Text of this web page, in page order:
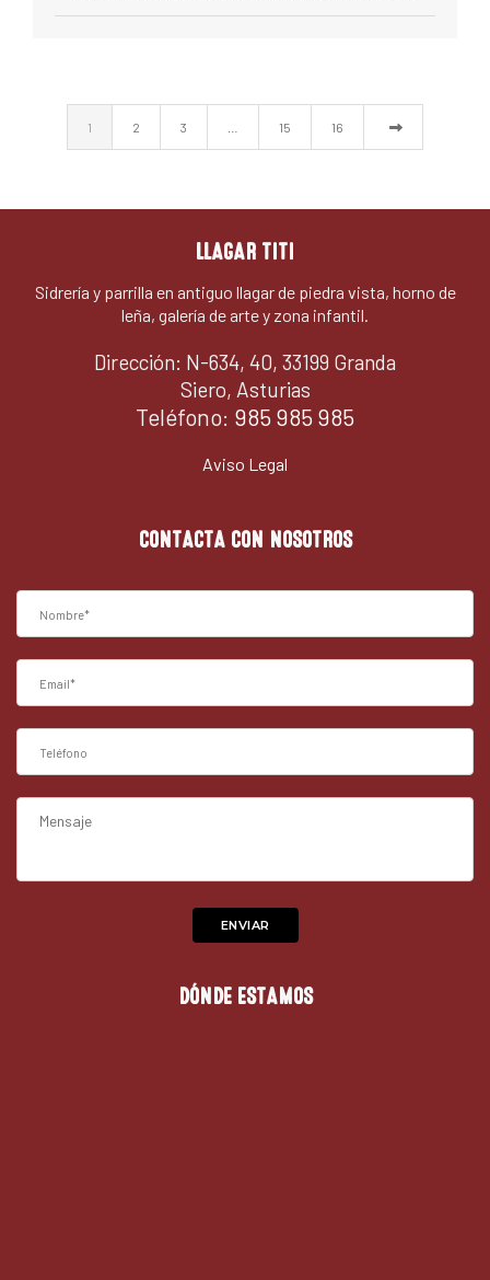
1 2 3 15 16
LLAGAR TITI
Sidrería y parrilla en antiguo llagar de piedra vista, horno de
leña, galería de arte y zona infantil.
Dirección: N-634, 40, 33199 Granda
Siero, Asturias
Teléfono: 985 985 985
Aviso Legal
CONTACTA CON NOSOTROS
DÓNDE ESTAMOS